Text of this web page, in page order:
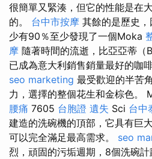
很簡單又緊湊，但它的性能是在
的。 台中市按摩 其餘的是歷史
少有90％至少發現了一個Moka
摩 隨著時間的流逝，比亞亞蒂
已成為意大利銷售銷量最好的咖
seo marketing 最受歡迎的半苦
力，選擇的整個花生和金棕色。
腰痛 7605 台胞證 遺失 Sci 台中
建造的洗碗機的頂部，它具有巨
可以完全滿足最高需求。 seo
烈，頑固的污垢週期，8個洗碗